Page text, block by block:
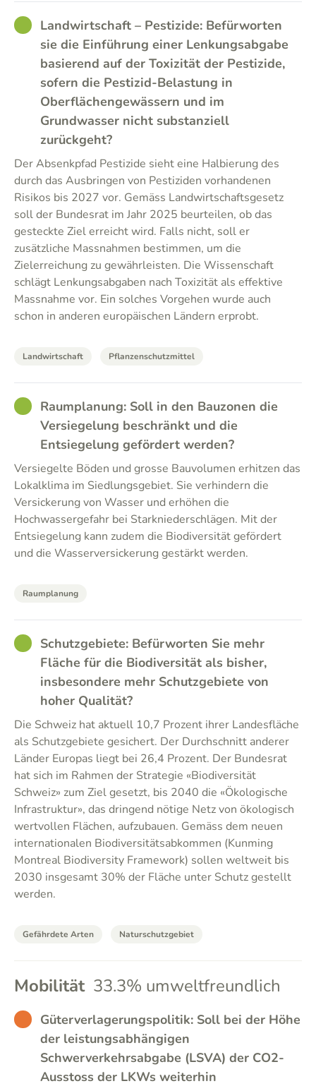
GOODLandwirtschaft – Pestizide: Befürworten
sie die Einführung einer Lenkungsabgabe
basierend auf der Toxizität der Pestizide,
sofern die Pestizid-Belastung in
Oberflächengewässern und im
Grundwasser nicht substanziell
zurückgeht?
Der Absenkpfad Pestizide sieht eine Halbierung des
durch das Ausbringen von Pestiziden vorhandenen
Risikos bis 2027 vor. Gemäss Landwirtschaftsgesetz
soll der Bundesrat im Jahr 2025 beurteilen, ob das
gesteckte Ziel erreicht wird. Falls nicht, soll er
zusätzliche Massnahmen bestimmen, um die
Zielerreichung zu gewährleisten. Die Wissenschaft
schlägt Lenkungsabgaben nach Toxizität als effektive
Massnahme vor. Ein solches Vorgehen wurde auch
schon in anderen europäischen Ländern erprobt.
Landwirtschaft Pflanzenschutzmittel
GOODRaumplanung: Soll in den Bauzonen die
Versiegelung beschränkt und die
Entsiegelung gefördert werden?
Versiegelte Böden und grosse Bauvolumen erhitzen das
Lokalklima im Siedlungsgebiet. Sie verhindern die
Versickerung von Wasser und erhöhen die
Hochwassergefahr bei Starkniederschlägen. Mit der
Entsiegelung kann zudem die Biodiversität gefördert
und die Wasserversickerung gestärkt werden.
Raumplanung
GOODSchutzgebiete: Befürworten Sie mehr
Fläche für die Biodiversität als bisher,
insbesondere mehr Schutzgebiete von
hoher Qualität?
Die Schweiz hat aktuell 10,7 Prozent ihrer Landesfläche
als Schutzgebiete gesichert. Der Durchschnitt anderer
Länder Europas liegt bei 26,4 Prozent. Der Bundesrat
hat sich im Rahmen der Strategie «Biodiversität
Schweiz» zum Ziel gesetzt, bis 2040 die «Ökologische
Infrastruktur», das dringend nötige Netz von ökologisch
wertvollen Flächen, aufzubauen. Gemäss dem neuen
internationalen Biodiversitätsabkommen (Kunming
Montreal Biodiversity Framework) sollen weltweit bis
2030 insgesamt 30% der Fläche unter Schutz gestellt
werden.
Gefährdete Arten Naturschutzgebiet
Mobilität 33.3% umweltfreundlich
BAD Güterverlagerungspolitik: Soll bei der Höhe
der leistungsabhängigen
Schwerverkehrsabgabe (LSVA) der CO2-
Ausstoss der LKWs weiterhin